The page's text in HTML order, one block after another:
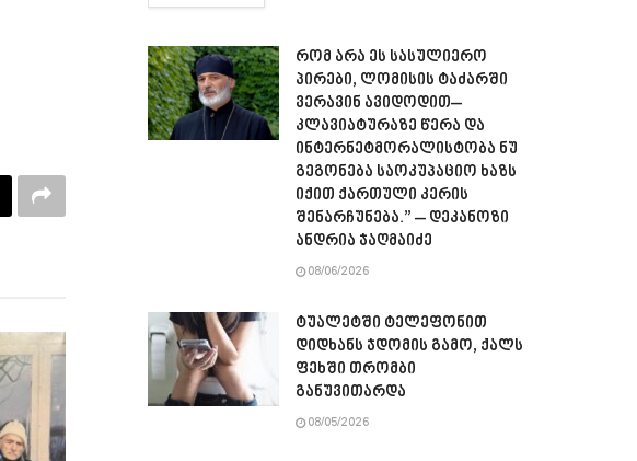
რომ არა ეს სასულიერო
პირები, ლომისის ტაძარში
ვერავინ ავიდოდით–
კლავიატურაზე წერა და
ინტერნეტმორალისტობა ნუ
გეგონება საოკუპაციო ხაზს
იქით ქართული კერის
შენარჩუნება.” – დეკანოზი
ანდრია ჯაღმაიძე
08/06/2026
ტუალეტში ტელეფონით
დიდხანს ჯდომის გამო, ქალს
ფეხში თრომბი
განუვითარდა
08/05/2026